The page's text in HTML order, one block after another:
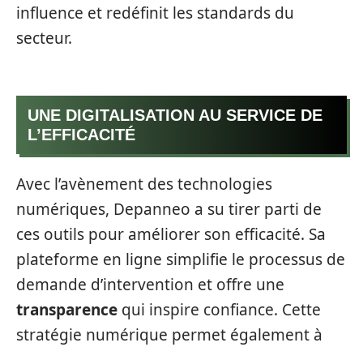
influence et redéfinit les standards du
secteur.
UNE DIGITALISATION AU SERVICE DE
L’EFFICACITÉ
Avec l’avènement des technologies
numériques, Depanneo a su tirer parti de
ces outils pour améliorer son efficacité. Sa
plateforme en ligne simplifie le processus de
demande d’intervention et offre une
transparence qui inspire confiance. Cette
stratégie numérique permet également à